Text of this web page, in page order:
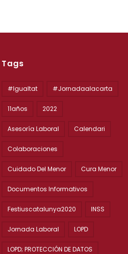
Tags
#igualtat #jornadaalacarta
11años 2022
Asesoría Laboral Calendari
Colaboraciones
Cuidado Del Menor Cura Menor
Documentos Informativos
Festiuscatalunya2020 INSS
Jornada Laboral LOPD
LOPD; PROTECCIÓN DE DATOS